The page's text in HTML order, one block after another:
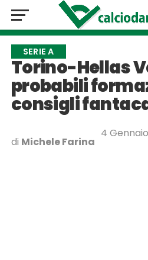
SERIE A
Torino-Hellas
probabili
consigli
di Michele Farina
4